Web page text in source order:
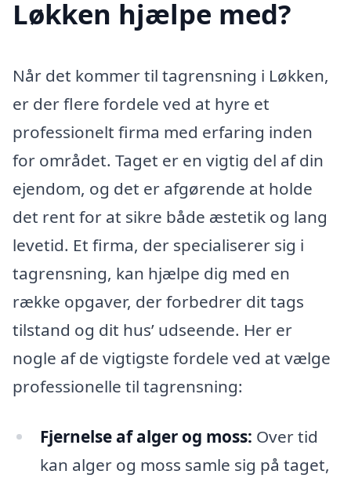
Løkken hjælpe med?
Når det kommer til tagrensning i Løkken,
er der flere fordele ved at hyre et
professionelt firma med erfaring inden
for området. Taget er en vigtig del af din
ejendom, og det er afgørende at holde
det rent for at sikre både æstetik og lang
levetid. Et firma, der specialiserer sig i
tagrensning, kan hjælpe dig med en
række opgaver, der forbedrer dit tags
tilstand og dit hus’ udseende. Her er
nogle af de vigtigste fordele ved at vælge
professionelle til tagrensning:
Fjernelse af alger og moss: Over tid
kan alger og moss samle sig på taget,